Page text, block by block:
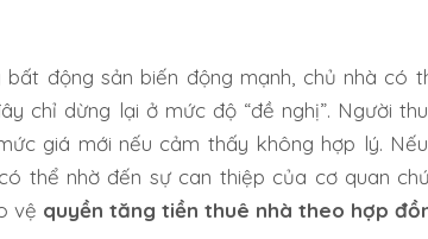
động sản biến động mạnh, chủ nhà có
chỉ dừng lại ở mức độ “đề nghị”. Người
giá mới nếu cảm thấy không hợp lý.
thể nhờ đến sự can thiệp của cơ quan
vệ quyền tăng tiền thuê nhà theo hợp